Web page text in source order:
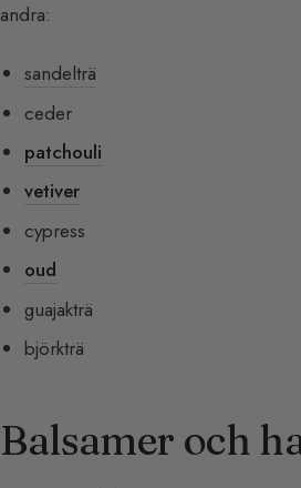
andra:
sandelträ
ceder
patchouli
vetiver
cypress
oud
guajakträ
björkträ
Balsamer och